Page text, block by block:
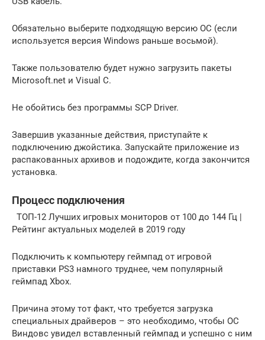
Обязательно выберите подходящую версию ОС (если
используется версия Windows раньше восьмой).
Также пользователю будет нужно загрузить пакеты
Microsoft.net и Visual C.
Не обойтись без программы SCP Driver.
Завершив указанные действия, приступайте к
подключению джойстика. Запускайте приложение из
распакованных архивов и подождите, когда закончится
установка.
Процесс подключения
ТОП-12 Лучших игровых мониторов от 100 до 144 Гц |
Рейтинг актуальных моделей в 2019 году
Подключить к компьютеру геймпад от игровой
приставки PS3 намного труднее, чем популярный
геймпад Xbox.
Причина этому тот факт, что требуется загрузка
специальных драйверов – это необходимо, чтобы ОС
Виндовс увидел вставленный геймпад и успешно с ним